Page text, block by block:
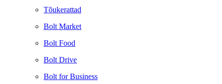
Tõukerattad
Bolt Market
Bolt Food
Bolt Drive
Bolt for Business